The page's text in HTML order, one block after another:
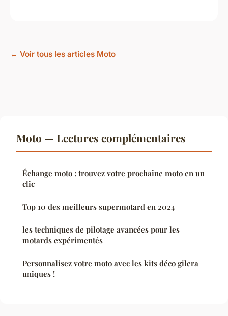
← Voir tous les articles Moto
Moto — Lectures complémentaires
Échange moto : trouvez votre prochaine moto en un
clic
Top 10 des meilleurs supermotard en 2024
les techniques de pilotage avancées pour les
motards expérimentés
Personnalisez votre moto avec les kits déco gilera
uniques !